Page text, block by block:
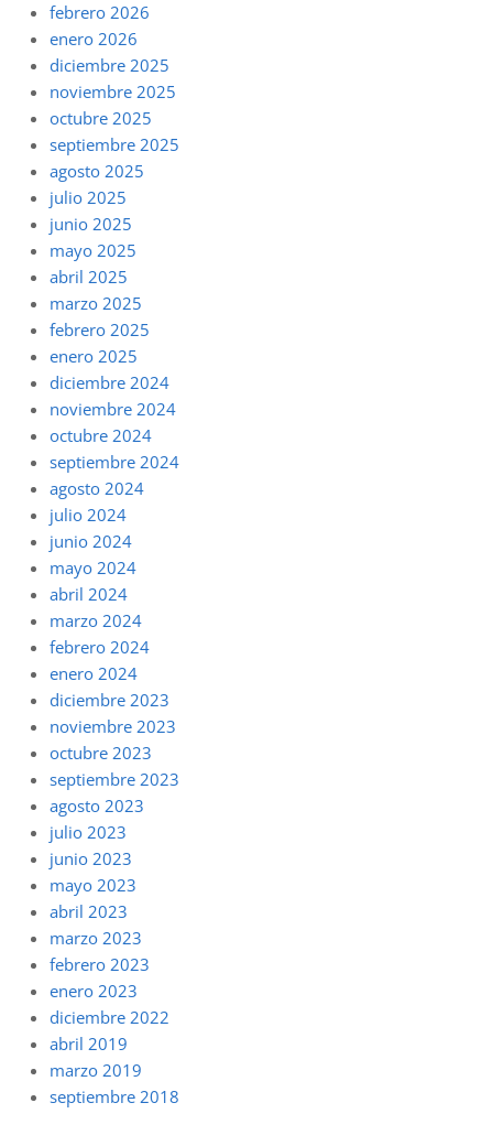
febrero 2026
enero 2026
diciembre 2025
noviembre 2025
octubre 2025
septiembre 2025
agosto 2025
julio 2025
junio 2025
mayo 2025
abril 2025
marzo 2025
febrero 2025
enero 2025
diciembre 2024
noviembre 2024
octubre 2024
septiembre 2024
agosto 2024
julio 2024
junio 2024
mayo 2024
abril 2024
marzo 2024
febrero 2024
enero 2024
diciembre 2023
noviembre 2023
octubre 2023
septiembre 2023
agosto 2023
julio 2023
junio 2023
mayo 2023
abril 2023
marzo 2023
febrero 2023
enero 2023
diciembre 2022
abril 2019
marzo 2019
septiembre 2018